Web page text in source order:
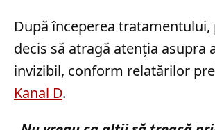
După începerea tratamentului,
decis să atragă atenția asupra
invizibil, conform relatărilor
Kanal D.